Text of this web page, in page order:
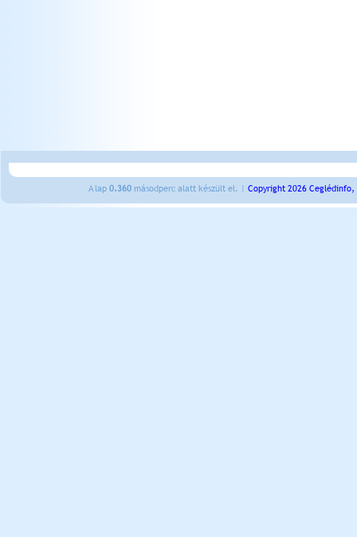
A lap 0.360 másodperc alatt készült el. | Copyright 2026